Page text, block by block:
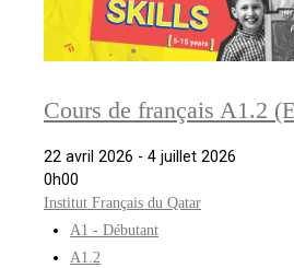
Cours de français A1.2
22 avril 2026 - 4 juillet 2026
0h00
Institut Français du Qatar
A1 - Débutant
A1.2